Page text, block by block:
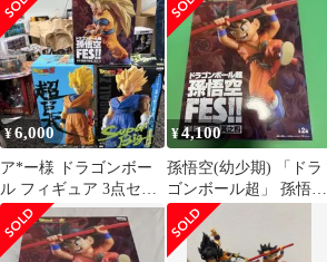
悟空 如意棒
ヤ人3孫悟空
¥6,000
ア*ー様 ドラゴンボー
ル フィギュア 3点セッ
ト
¥4,100
孫悟空(幼少期) 「ドラ
ゴンボール超」 孫悟空
FES!! 其之四